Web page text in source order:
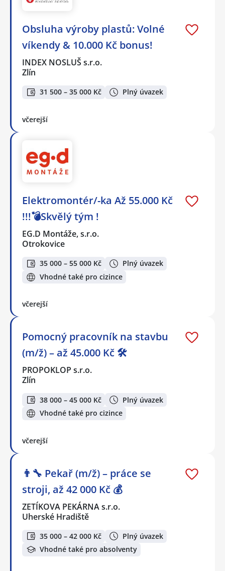
Obsluha výroby plastů: Volné
víkendy & 10.000 Kč bonus!
INDEX NOSLUŠ s.r.o.
Zlín
31 500 – 35 000 Kč Plný úvazek
včerejší
Elektromontér/-ka Až 55.000 Kč
!!!💣Skvělý tým !
EG.D Montáže, s.r.o.
Otrokovice
35 000 – 55 000 Kč
Plný úvazek
Vhodné také pro cizince
včerejší
Pomocný pracovník na stavbu
(m/ž) – až 45.000 Kč 🛠️
PROPOKLOP s.r.o.
Zlín
38 000 – 45 000 Kč
Plný úvazek
Vhodné také pro cizince
včerejší
👨‍🔧 Pekař (m/ž) – práce se
stroji, až 42 000 Kč 💰
ZETÍKOVA PEKÁRNA s.r.o.
Uherské Hradiště
35 000 – 42 000 Kč
Plný úvazek
Vhodné také pro absolventy